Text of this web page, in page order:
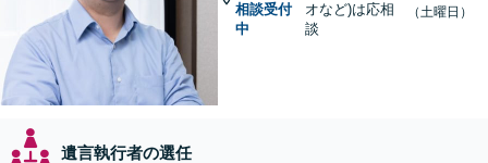
相談受付
中
オなど)は応相
談
（土曜日）
遺言執行者の選任